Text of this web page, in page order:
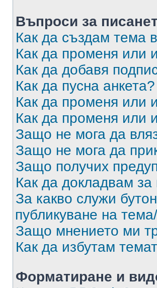
Въпроси за
Как да създам тема
Как да променя или
Как да добавя
Как да пусна анкета?
Как да променя или
Как да променя или
Защо не мога да
Защо не мога да
Защо получих
Как да докладвам
За какво служи
публикуване на
Защо мнението ми
Как да избутам
Форматиране и